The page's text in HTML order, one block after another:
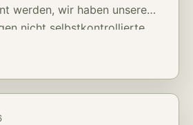
werden, wir haben unseren
nicht selbstkontrollierte
wenig aufgeweicht.